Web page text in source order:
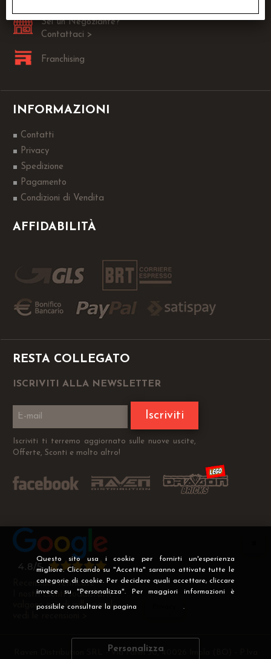
Questo sito usa i cookie per fornirti un'esperienza
migliore. Cliccando su "Accetta" saranno attivate tutte le
categorie di cookie. Per decidere quali accettare, cliccare
invece su "Personalizza". Per maggiori informazioni è
possibile consultare la pagina .
Personalizza
Sei un Negoziante?
Contattaci >
Franchising
INFORMAZIONI
Contatti
Privacy
Spedizione
Pagamento
Condizioni di Vendita
AFFIDABILITÀ
RESTA COLLEGATO
ISCRIVITI ALLA NEWSLETTER
Iscriviti
Iscriviti ti terremo aggiornato sulle nuove uscite,
Offerte, Sconti e molto altro!
Recensioni Verificate
I nostri clienti soddisfatti
valgono più di mille parole
Raven Distribution SRL - Via Fanin 30, 40026 Imola (BO) - P.Iva